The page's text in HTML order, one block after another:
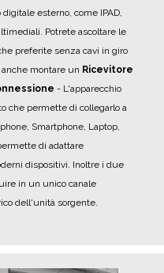
esterno, come IPAD,
Potrete ascoltare le
preferite senza cavi in giro
montare un Ricevitore
- L'apparecchio
che permette di collegarlo a
Smartphone, Laptop,
di adattare
dispositivi. Inoltre i due
in un unico canale
dell'unità sorgente.